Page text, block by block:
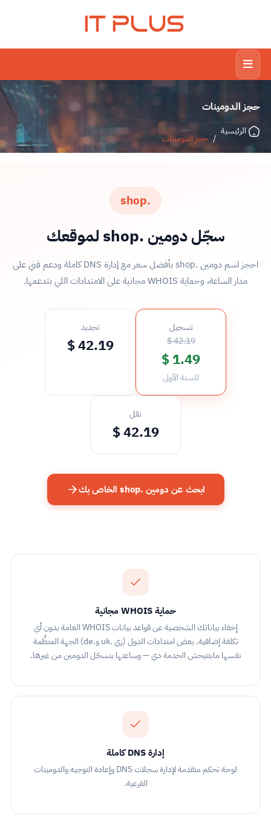
IT PLUS
حجز الدومينات
الرئيسية
/ حجز الدومينات
.shop
سجّل دومين .shop لموقعك
احجز اسم دومين .shop بأفضل سعر مع إدارة DNS كاملة ودعم فني على
مدار الساعة، وحماية WHOIS مجانية على الامتدادات اللي بتدعمها.
تسجيل
42.19 $
1.49 $
للسنة الأولى
تجديد
42.19 $
نقل
42.19 $
ابحث عن دومين .shop الخاص بك
حماية WHOIS مجانية
إخفاء بياناتك الشخصية عن قواعد بيانات WHOIS العامة بدون أي
تكلفة إضافية. بعض امتدادات الدول (زي .uk و.de) الجهة المنظِّمة
نفسها مابتتيحش الخدمة دي — وساعتها بنسجّل الدومين من غيرها.
إدارة DNS كاملة
لوحة تحكم متقدمة لإدارة سجلات DNS وإعادة التوجيه والدومينات
الفرعية.